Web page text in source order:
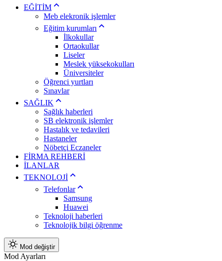
EĞİTİM
Meb elekronik işlemler
Eğitim kurumları
İlkokullar
Ortaokullar
Liseler
Meslek yüksekokulları
Üniversiteler
Öğrenci yurtları
Sınavlar
SAĞLIK
Sağlık haberleri
SB elektronik işlemler
Hastalık ve tedavileri
Hastaneler
Nöbetçi Eczaneler
FİRMA REHBERİ
İLANLAR
TEKNOLOJİ
Telefonlar
Samsung
Huawei
Teknoloji haberleri
Teknolojik bilgi öğrenme
Mod değiştir
Mod Ayarları